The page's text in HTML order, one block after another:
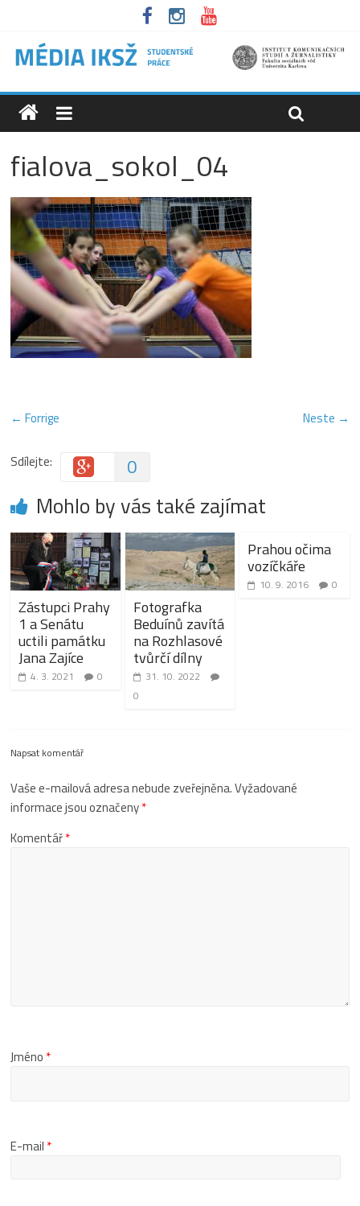
fialova_sokol_04
← Forrige Neste →
Sdílejte: 0
Mohlo by vás také zajímat
Zástupci Prahy
1 a Senátu
uctili památku
Jana Zajíce
4. 3. 2021 0
Fotografka
Beduínů zavítá
na Rozhlasové
tvůrčí dílny
31. 10. 2022
0
Prahou očima
vozíčkáře
10. 9. 2016 0
Napsat komentář
Vaše e-mailová adresa nebude zveřejněna.Vyžadované
informace jsou označeny*
Komentář*
Jméno *
E-mail *